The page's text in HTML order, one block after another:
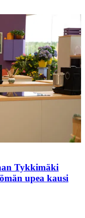
Tykkimäki
upea kausi